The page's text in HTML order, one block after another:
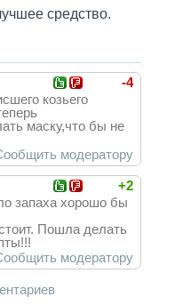
средство.
-4
козьего
маску,что бы не
модератору
+2
запаха хорошо бы
Пошла делать
модератору